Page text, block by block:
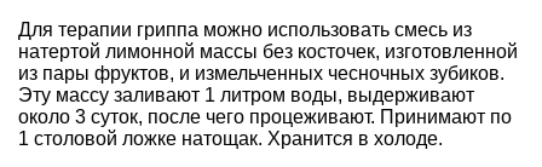
Для терапии гриппа можно использовать смесь из
натертой лимонной массы без косточек, изготовленной
из пары фруктов, и измельченных чесночных зубиков.
Эту массу заливают 1 литром воды, выдерживают
около 3 суток, после чего процеживают. Принимают по
1 столовой ложке натощак. Хранится в холоде.